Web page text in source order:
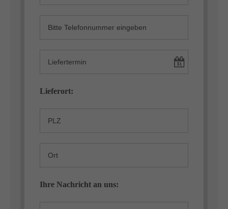
Lieferort:
Ihre Nachricht an uns: